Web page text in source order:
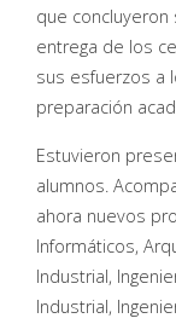
que
entrega de los
sus esfuerzos a
preparación
Estuvieron
alumnos.
ahora nuevos
Informáticos,
Industrial,
Industrial,